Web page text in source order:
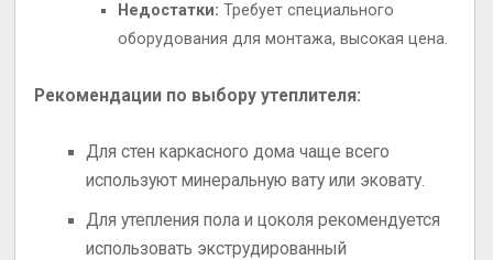
Недостатки: Требует специального
оборудования для монтажа, высокая цена.
Рекомендации по выбору утеплителя:
Для стен каркасного дома чаще всего
используют минеральную вату или эковату.
Для утепления пола и цоколя рекомендуется
использовать экструдированный